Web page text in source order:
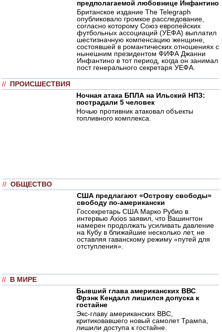
предполагаемой любовнице Инфантино
Британское издание The Telegraph
опубликовало громкое расследование,
согласно которому Союз европейских
футбольных ассоциаций (УЕФА) выплатил
шестизначную компенсацию женщине,
состоявшей в романтических отношениях с
нынешним президентом ФИФА Джанни
Инфантино в тот период, когда он занимал
пост генерального секретаря УЕФА.
// ПРОИСШЕСТВИЯ
Ночная атака БПЛА на Ильский НПЗ:
пострадали 5 человек
Ночью противник атаковал объекты
топливного комплекса.
// ОБЩЕСТВО
США предлагают «Острову свободы»
свободу по-американски
Госсекретарь США Марко Рубио в
интервью Axios заявил, что Вашингтон
намерен продолжать усиливать давление
на Кубу в ближайшие несколько лет, не
оставляя гаванскому режиму «путей для
отступления».
// В МИРЕ
Бывший глава американских ВВС
Фрэнк Кендалл лишился допуска к
гостайне
Экс-главу американских ВВС,
критиковавшего новый самолет Трампа,
лишили доступа к гостайне.